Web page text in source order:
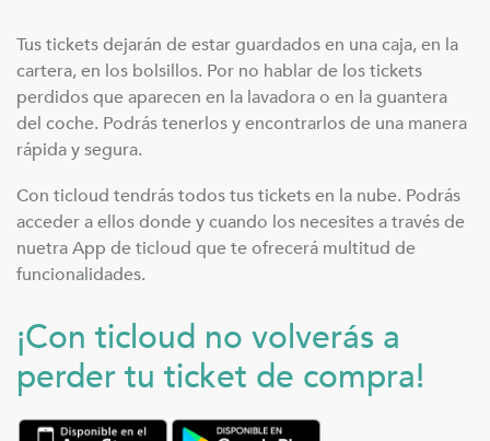
Tus tickets dejarán de estar guardados en una caja, en la
cartera, en los bolsillos. Por no hablar de los tickets
perdidos que aparecen en la lavadora o en la guantera
del coche. Podrás tenerlos y encontrarlos de una manera
rápida y segura.
Con ticloud tendrás todos tus tickets en la nube. Podrás
acceder a ellos donde y cuando los necesites a través de
nuetra App de ticloud que te ofrecerá multitud de
funcionalidades.
¡Con ticloud no volverás a
perder tu ticket de compra!
Usuario
Eco-friendly
Blog
Contacto
Ver mis tickets